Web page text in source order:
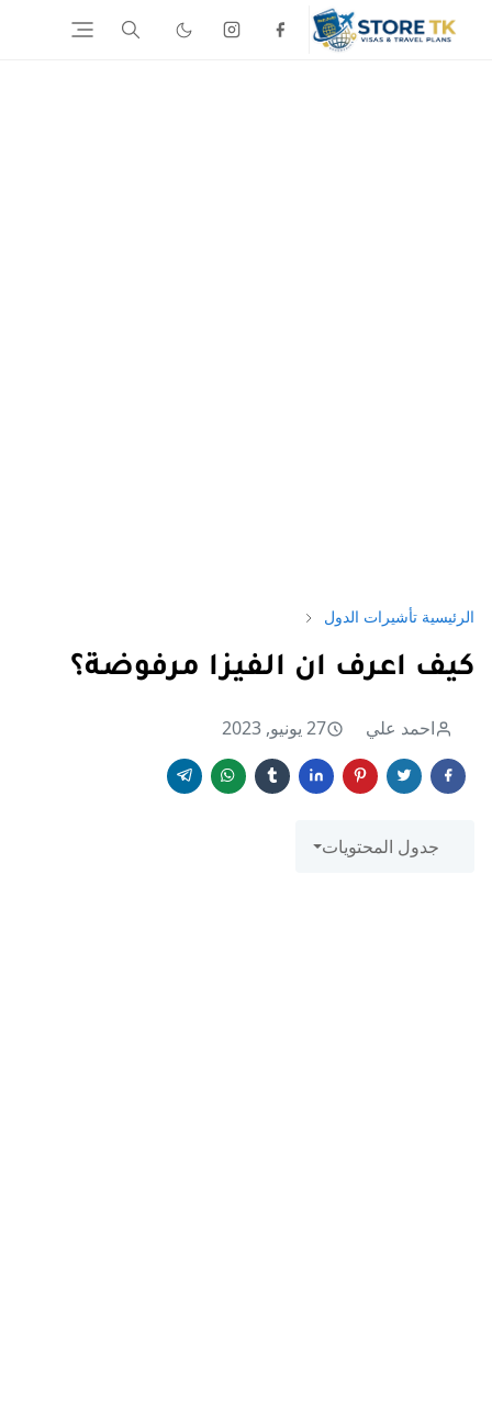
الرئيسية تأشيرات الدول
كيف اعرف ان الفيزا مرفوضة؟
احمد علي 27 يونيو, 2023
جدول المحتويات